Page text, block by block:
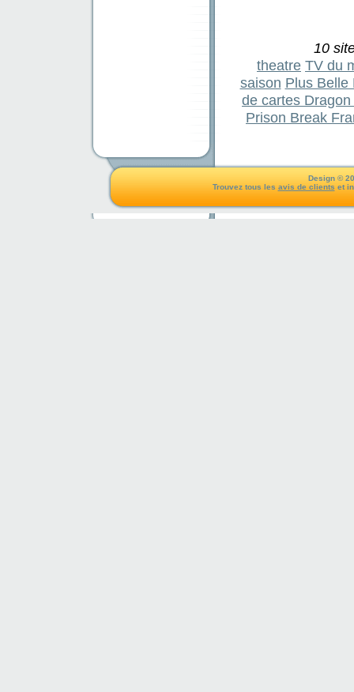
10
theatre TV du
saison Plus Belle
de cartes
Prison Break
Design ©
Trouvez tous les avis de clients et